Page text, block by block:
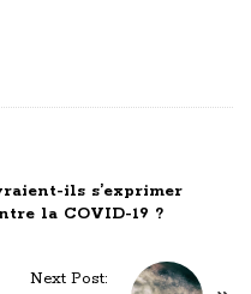
ils s’exprimer
la COVID-19 ?
Next Post: